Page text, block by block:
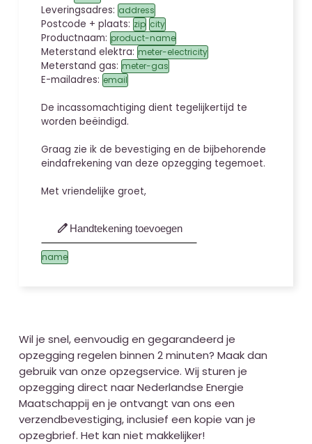
Leveringsadres: address
Postcode + plaats: zip city
Productnaam: product-name
Meterstand elektra: meter-electricity
Meterstand gas: meter-gas
E-mailadres: email
De incassomachtiging dient tegelijkertijd te
worden beëindigd.
Graag zie ik de bevestiging en de bijbehorende
eindafrekening van deze opzegging tegemoet.
Met vriendelijke groet,
edit Handtekening toevoegen
name
Wil je snel, eenvoudig en gegarandeerd je
opzegging regelen binnen 2 minuten? Maak dan
gebruik van onze opzegservice. Wij sturen je
opzegging direct naar Nederlandse Energie
Maatschappij en je ontvangt van ons een
verzendbevestiging, inclusief een kopie van je
opzegbrief. Het kan niet makkelijker!